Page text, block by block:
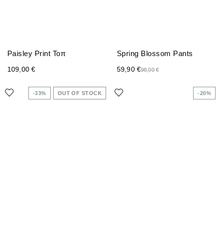
Paisley Print Τοπ
109,00 €
Spring Blossom Pants
98,00€
59,90 €
-33% OUT OF STOCK -20%